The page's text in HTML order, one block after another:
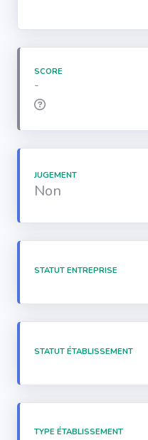
SCORE
-
JUGEMENT
Non
STATUT ENTREPRISE
STATUT ÉTABLISSEMENT
TYPE ÉTABLISSEMENT